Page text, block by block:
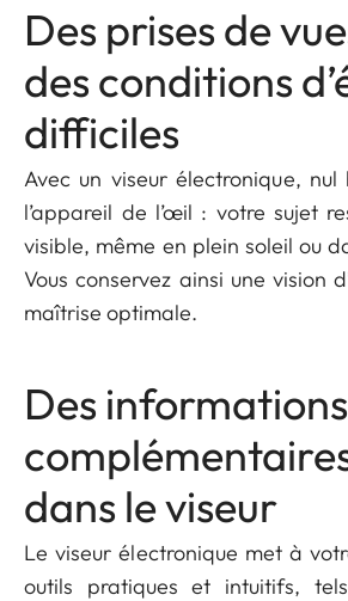
Des prises de
des conditions
difficiles
Avec un viseur électronique, nul
l’appareil de l’œil : votre sujet
visible, même en plein soleil ou
Vous conservez ainsi une vision
maîtrise optimale.
Des informations
dans le viseur
Le viseur électronique met à
outils pratiques et intuitifs,